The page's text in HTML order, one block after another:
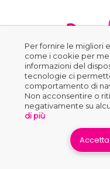
Per fornire le migliori
come i cookie per
informazioni del
tecnologie ci
comportamento di
Non acconsentire o
negativamente su
di più
Accetta